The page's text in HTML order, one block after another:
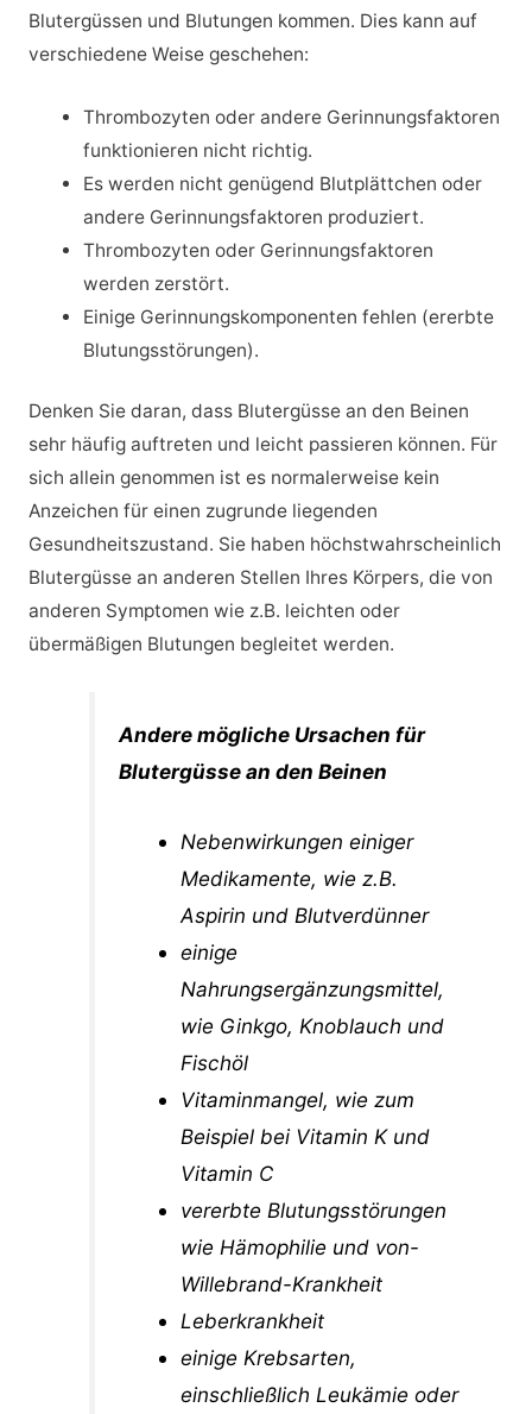
Blutergüssen und Blutungen kommen. Dies kann auf
verschiedene Weise geschehen:
Thrombozyten oder andere Gerinnungsfaktoren
funktionieren nicht richtig.
Es werden nicht genügend Blutplättchen oder
andere Gerinnungsfaktoren produziert.
Thrombozyten oder Gerinnungsfaktoren
werden zerstört.
Einige Gerinnungskomponenten fehlen (ererbte
Blutungsstörungen).
Denken Sie daran, dass Blutergüsse an den Beinen
sehr häufig auftreten und leicht passieren können. Für
sich allein genommen ist es normalerweise kein
Anzeichen für einen zugrunde liegenden
Gesundheitszustand. Sie haben höchstwahrscheinlich
Blutergüsse an anderen Stellen Ihres Körpers, die von
anderen Symptomen wie z.B. leichten oder
übermäßigen Blutungen begleitet werden.
Andere mögliche Ursachen für
Blutergüsse an den Beinen
Nebenwirkungen einiger
Medikamente, wie z.B.
Aspirin und Blutverdünner
einige
Nahrungsergänzungsmittel,
wie Ginkgo, Knoblauch und
Fischöl
Vitaminmangel, wie zum
Beispiel bei Vitamin K und
Vitamin C
vererbte Blutungsstörungen
wie Hämophilie und von-
Willebrand-Krankheit
Leberkrankheit
einige Krebsarten,
einschließlich Leukämie oder